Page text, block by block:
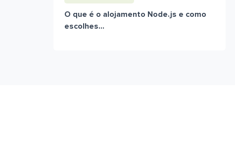
O que é o alojamento Node.js e como
escolhes...